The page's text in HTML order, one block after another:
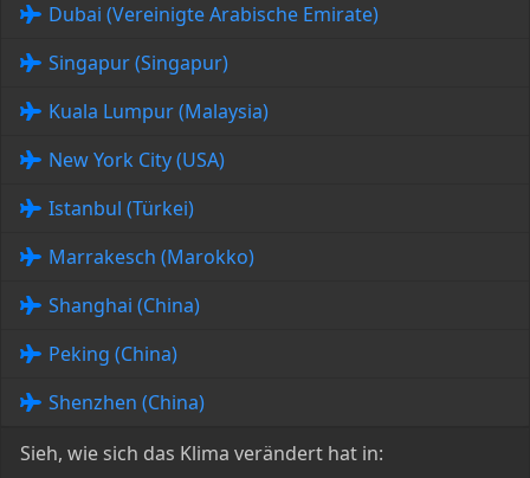
Dubai (Vereinigte Arabische Emirate)
Singapur (Singapur)
Kuala Lumpur (Malaysia)
New York City (USA)
Istanbul (Türkei)
Marrakesch (Marokko)
Shanghai (China)
Peking (China)
Shenzhen (China)
Sieh, wie sich das Klima verändert hat in: